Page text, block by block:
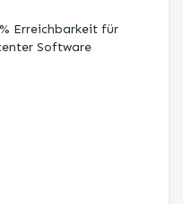
Erreichbarkeit für
Software